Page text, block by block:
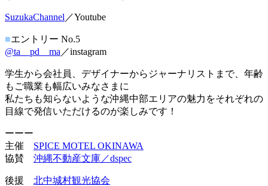
SuzukaChannel ／Youtube
■エントリー No.5
@ta__pd__ma ／instagram
学生から会社員、デザイナーからジャーナリストまで、年齢
もご職業も幅広いみなさまに
私たちも知らないような沖縄中部エリアの魅力をそれぞれの
目線で発信いただけるのが楽しみです！
ーーー
主催 SPICE MOTEL OKINAWA
協賛 沖縄不動産文庫／dspec
後援 北中城村観光協会